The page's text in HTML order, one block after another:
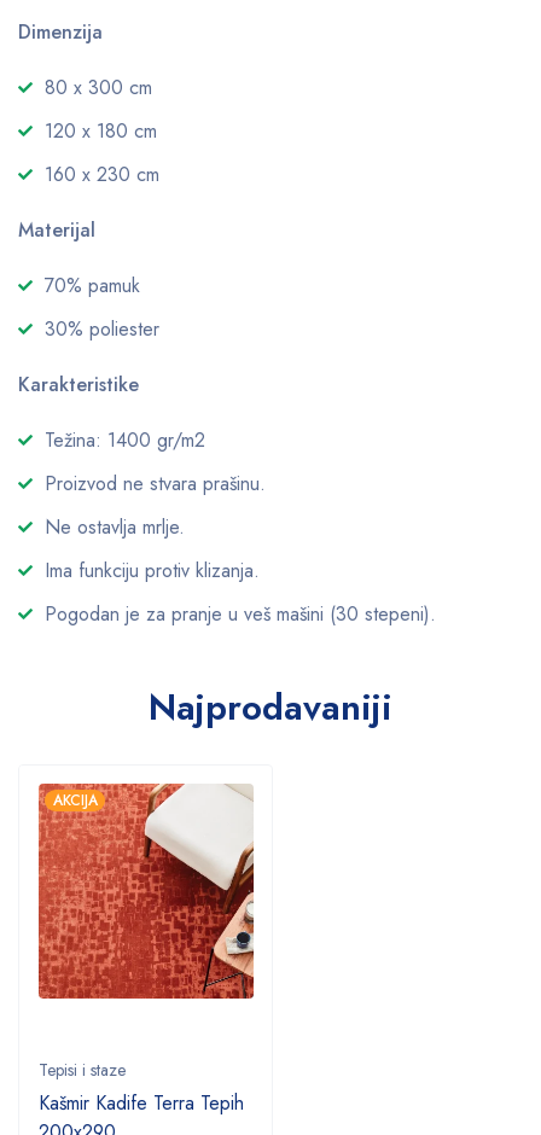
Dimenzija
80 x 300 cm
120 x 180 cm
160 x 230 cm
Materijal
70% pamuk
30% poliester
Karakteristike
Težina: 1400 gr/m2
Proizvod ne stvara prašinu.
Ne ostavlja mrlje.
Ima funkciju protiv klizanja.
Pogodan je za pranje u veš mašini (30 stepeni).
Najprodavaniji
AKCIJA
Tepisi i staze
Kašmir Kadife Terra Tepih